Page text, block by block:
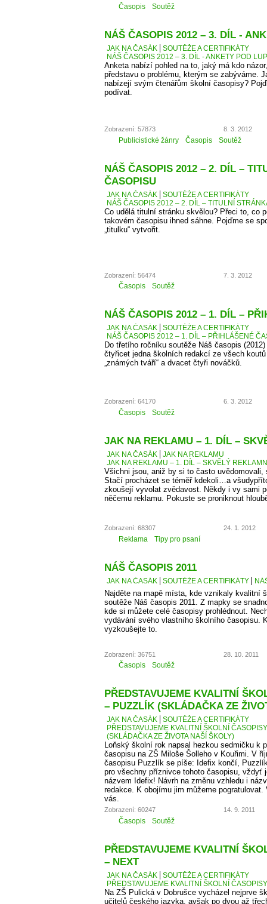
Časopis Soutěž
NÁŠ ČASOPIS 2012 – 3. DÍL -
JAK NA ČASÁK
SOUTĚŽE A CERTIFIKÁTY
NÁŠ ČASOPIS 2012 – 3. DÍL - ANKETY POD
Anketa nabízí pohled na to, jaký má kdo
představu o problému, kterým se zabýváme.
nabízejí svým čtenářům školní časopisy?
podívat.
Zobrazení: 57873 8. 3. 2012
Publicistické žánry Časopis Soutěž
NÁŠ ČASOPIS 2012 – 2. DÍL –
ČASOPISU
JAK NA ČASÁK
SOUTĚŽE A CERTIFIKÁTY
NÁŠ ČASOPIS 2012 – 2. DÍL – TITULNÍ
Co udělá titulní stránku skvělou? Přeci to, co
takovém časopisu ihned sáhne. Pojďme se
„titulku“ vytvořit.
Zobrazení: 56474 7. 3. 2012
Časopis Soutěž
NÁŠ ČASOPIS 2012 – 1. DÍL –
JAK NA ČASÁK
SOUTĚŽE A CERTIFIKÁTY
NÁŠ ČASOPIS 2012 – 1. DÍL – PŘIHLÁŠENÉ
Do třetího ročníku soutěže Náš časopis
čtyřicet jedna školních redakcí ze všech
„známých tváří“ a dvacet čtyři nováčků.
Zobrazení: 64170 6. 3. 2012
Časopis Soutěž
JAK NA REKLAMU – 1. DÍL –
JAK NA ČASÁK
JAK NA REKLAMU
JAK NA REKLAMU – 1. DÍL – SKVĚLÝ
Všichni jsou, aniž by si to často
Stačí procházet se téměř kdekoli…a
zkoušejí vyvolat zvědavost. Někdy i vy sami
něčemu reklamu. Pokuste se proniknout
Zobrazení: 68307 24. 1. 2012
Reklama Tipy pro psaní
NÁŠ ČASOPIS 2011
JAK NA ČASÁK SOUTĚŽE A CERTIFIKÁTY
Najděte na mapě místa, kde vznikaly kvalitní
soutěže Náš časopis 2011. Z mapky se
kde si můžete celé časopisy prohlédnout.
vydávání svého vlastního školního časopisu.
vyzkoušejte to.
Zobrazení: 36751 28. 10. 2011
Časopis Soutěž
PŘEDSTAVUJEME KVALITNÍ
– PUZZLÍK (SKLÁDAČKA ZE
JAK NA ČASÁK
SOUTĚŽE A CERTIFIKÁTY
PŘEDSTAVUJEME KVALITNÍ ŠKOLNÍ
(SKLÁDAČKA ZE ŽIVOTA NAŠÍ ŠKOLY)
Loňský školní rok napsal hezkou sedmičku k
časopisu na ZŠ Miloše Šolleho v Kouřimi. V
časopisu Puzzlík se píše: Idefix končí,
pro všechny příznivce tohoto časopisu, vždyť
názvem Idefix! Návrh na změnu vzhledu i
redakce. K obojímu jim můžeme
vás.
Zobrazení: 60247 14. 9. 2011
Časopis Soutěž
PŘEDSTAVUJEME KVALITNÍ
– NEXT
JAK NA ČASÁK
SOUTĚŽE A CERTIFIKÁTY
PŘEDSTAVUJEME KVALITNÍ ŠKOLNÍ
Na ZŠ Pulická v Dobrušce vycházel nejprve
učitelů českého jazyka, avšak po dvou až